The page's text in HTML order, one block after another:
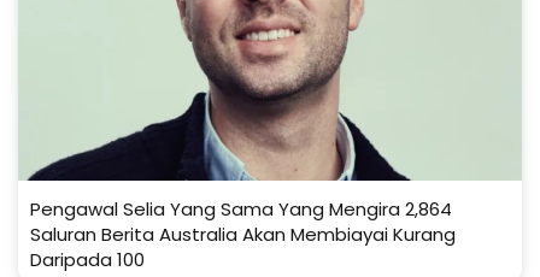
Pengawal Selia Yang Sama Yang Mengira 2,864
Saluran Berita Australia Akan Membiayai Kurang
Daripada 100